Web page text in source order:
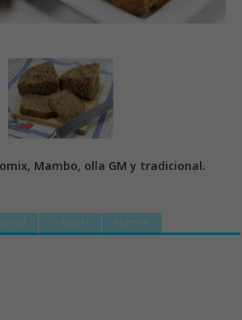
Mambo, olla GM y tradicional.
Olla GM Mambo